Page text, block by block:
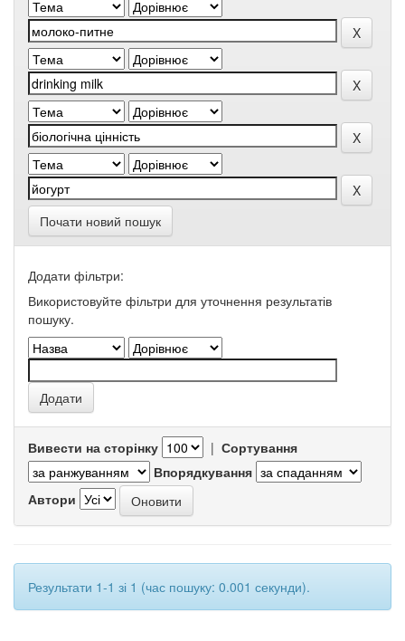
Почати новий пошук
Додати фільтри:
Використовуйте фільтри для уточнення результатів
пошуку.
Вивести на сторінку | Сортування
Впорядкування
Автори
Результати 1-1 зі 1 (час пошуку: 0.001 секунди).